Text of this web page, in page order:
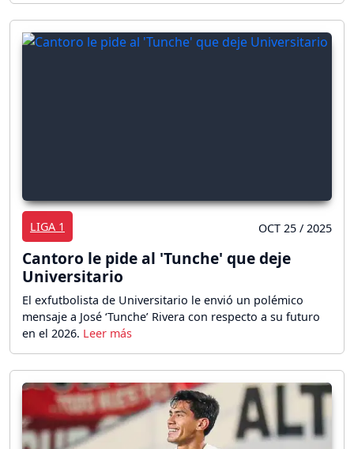
LIGA 1 OCT 25 / 2025
Cantoro le pide al 'Tunche' que deje
Universitario
El exfutbolista de Universitario le envió un polémico
mensaje a José ‘Tunche’ Rivera con respecto a su futuro
en el 2026.